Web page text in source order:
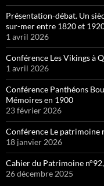
Présentation-débat. Un
sur-mer entre 1820 et
1 avril 2026
Conférence Les Vikings à
1 avril 2026
Conférence Panthéons
Mémoires en 1900
23 février 2026
Conférence Le patrimoine
18 janvier 2026
Cahier du Patrimoine
26 décembre 2025